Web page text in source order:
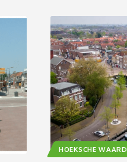
HOEKSCHE WAARD